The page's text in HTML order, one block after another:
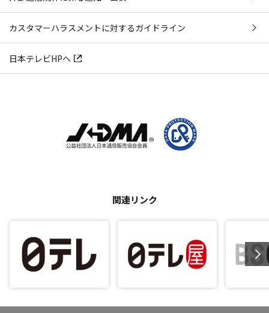
カスタマーハラスメントに対するガイドライン
日本テレビHPへ
関連リンク